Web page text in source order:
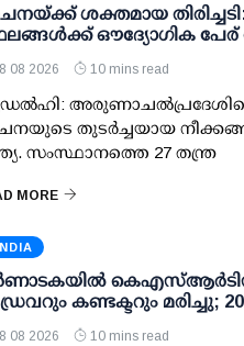
ശക്തമായ
ഔദ്യോഗിക പേര്
08 2026 10 mins read
തുടര്‍ച്ചയായ
സംസ്ഥാനത്തെ 27 തന്ത്ര
MORE
INDIA
കണ്ടക്ടറും മരിച്ചു;
08 2026 10 mins read